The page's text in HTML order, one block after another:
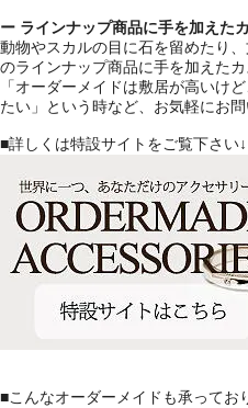
ー ラインナップ商品に手を加えた
動物やスカルの目に石を留めたり
のラインナップ商品に手を加えた
「オーダーメイドは敷居が高いけ
たい」という時など、お気軽にお問
■詳しくは特設サイトをご覧下さい↓
■こんなオーダーメイドも承ってお